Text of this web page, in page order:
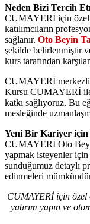
Neden Bizi Tercih
CUMAYERİ için özel
katılımcıların
sağlanır. Oto Beyin
şekilde belirlenmiştir
kurs tarafından
CUMAYERİ
Kursu CUMAYERİ
katkı sağlıyoruz. Bu
mesleğinde
Yeni Bir Kariyer için
CUMAYERİ Oto
yapmak isteyenler için
sunduğumuz detaylı
edinmeleri
CUMAYERİ için özel
yatırım yapın ve